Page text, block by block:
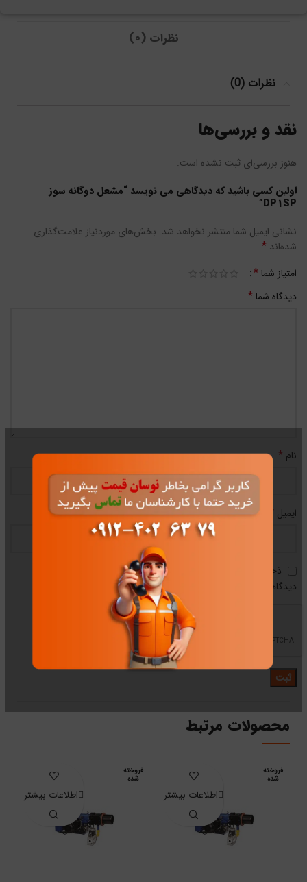
نظرات (0)
نظرات (0)
نقد و بررسی‌ها
هنوز بررسی‌ای ثبت نشده است.
اولین کسی باشید که دیدگاهی می نویسد “مشعل دوگانه سوز
DP1SP”
نشانی ایمیل شما منتشر نخواهد شد. بخش‌های موردنیاز علامت‌گذاری
شده‌اند *
امتیاز شما *
دیدگاه شما *
نام *
ایمیل *
ذخیره نام، ایمیل و وبسایت من در مرورگر برای زمانی که دوباره
دیدگاهی می‌نویسم.
محصولات مرتبط
فروخته
شده
اطلاعات بیشتر
فروخته
شده
اطلاعات بیشتر